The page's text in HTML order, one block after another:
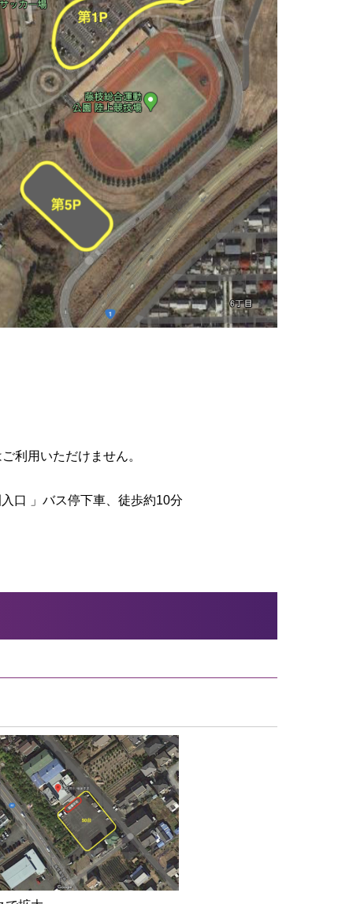
利用いただけません。
口 」バス停下車、徒歩約10分